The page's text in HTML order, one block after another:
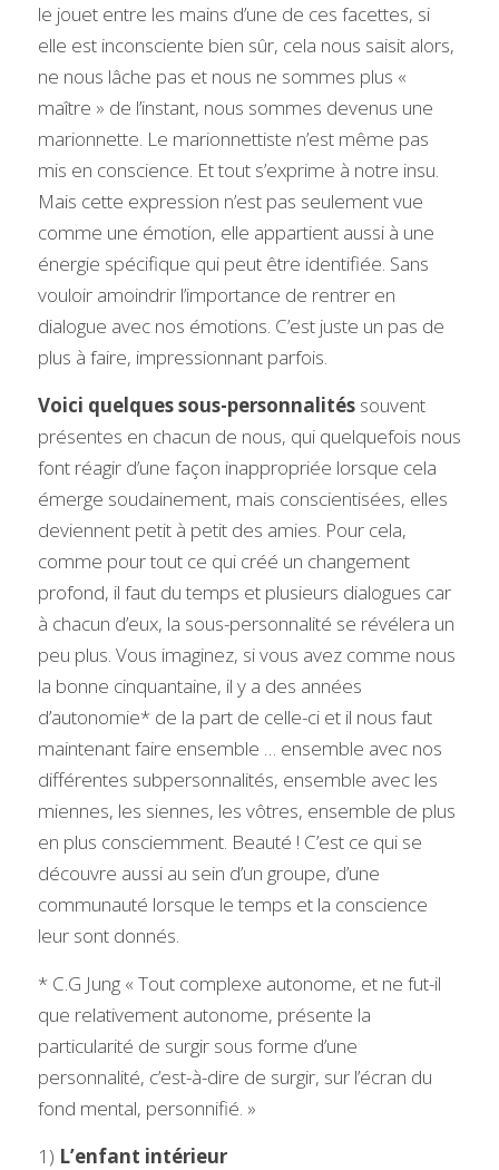
le jouet entre les mains d’une de ces facettes, si
elle est inconsciente bien sûr, cela nous saisit alors,
ne nous lâche pas et nous ne sommes plus «
maître » de l’instant, nous sommes devenus une
marionnette. Le marionnettiste n’est même pas
mis en conscience. Et tout s’exprime à notre insu.
Mais cette expression n’est pas seulement vue
comme une émotion, elle appartient aussi à une
énergie spécifique qui peut être identifiée. Sans
vouloir amoindrir l’importance de rentrer en
dialogue avec nos émotions. C’est juste un pas de
plus à faire, impressionnant parfois.
Voici quelques sous-personnalités souvent
présentes en chacun de nous, qui quelquefois nous
font réagir d’une façon inappropriée lorsque cela
émerge soudainement, mais conscientisées, elles
deviennent petit à petit des amies. Pour cela,
comme pour tout ce qui créé un changement
profond, il faut du temps et plusieurs dialogues car
à chacun d’eux, la sous-personnalité se révélera un
peu plus. Vous imaginez, si vous avez comme nous
la bonne cinquantaine, il y a des années
d’autonomie* de la part de celle-ci et il nous faut
maintenant faire ensemble … ensemble avec nos
différentes subpersonnalités, ensemble avec les
miennes, les siennes, les vôtres, ensemble de plus
en plus consciemment. Beauté ! C’est ce qui se
découvre aussi au sein d’un groupe, d’une
communauté lorsque le temps et la conscience
leur sont donnés.
* C.G Jung « Tout complexe autonome, et ne fut-il
que relativement autonome, présente la
particularité de surgir sous forme d’une
personnalité, c’est-à-dire de surgir, sur l’écran du
fond mental, personnifié. »
1) L’enfant intérieur